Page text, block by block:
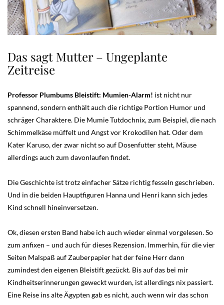
Das sagt Mutter – Ungeplante
Zeitreise
Professor Plumbums Bleistift: Mumien-Alarm! ist nicht nur
spannend, sondern enthält auch die richtige Portion Humor und
schräger Charaktere. Die Mumie Tutdochnix, zum Beispiel, die nach
Schimmelkäse müffelt und Angst vor Krokodilen hat. Oder dem
Kater Karuso, der zwar nicht so auf Dosenfutter steht, Mäuse
allerdings auch zum davonlaufen findet.
Die Geschichte ist trotz einfacher Sätze richtig fesseln geschrieben.
Und in die beiden Hauptfiguren Hanna und Henri kann sich jedes
Kind schnell hineinversetzen.
Ok, diesen ersten Band habe ich auch wieder einmal vorgelesen. So
zum anfixen – und auch für dieses Rezension. Immerhin, für die vier
Seiten Malspaß auf Zauberpapier hat der feine Herr dann
zumindest den eigenen Bleistift gezückt. Bis auf das bei mir
Kindheitserinnerungen geweckt wurden, ist allerdings nix passiert.
Eine Reise ins alte Ägypten gab es nicht, auch wenn wir das schon